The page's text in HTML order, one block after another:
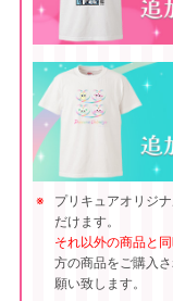
プリキュアオリジ
だけます。
それ以外の商品と
方の商品をご購入
願い致します。